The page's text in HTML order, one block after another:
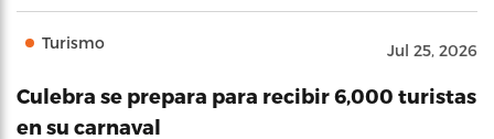
Turismo Jul 25, 2026
Culebra se prepara para recibir 6,000 turistas
en su carnaval